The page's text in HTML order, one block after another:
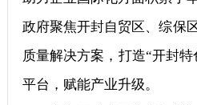
政府聚焦开封自贸区、综保
质量解决方案，打造“开封
平台，赋能产业升级。